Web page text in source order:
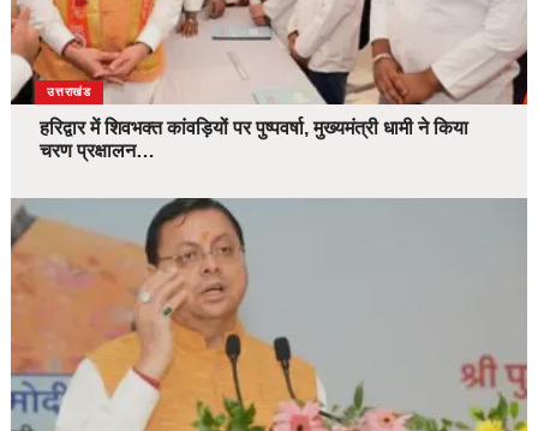
उत्तराखंड
हरिद्वार में शिवभक्त कांवड़ियों पर पुष्पवर्षा, मुख्यमंत्री धामी ने किया
चरण प्रक्षालन…